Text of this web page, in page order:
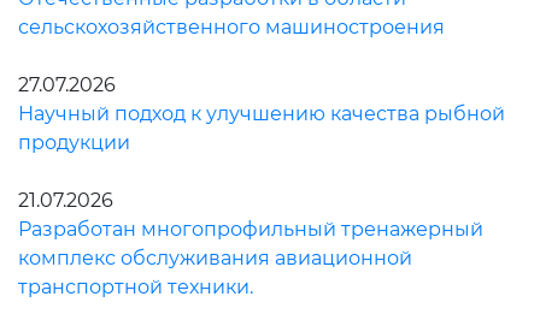
сельскохозяйственного машиностроения
27.07.2026
Научный подход к улучшению качества рыбной
продукции
21.07.2026
Разработан многопрофильный тренажерный
комплекс обслуживания авиационной
транспортной техники.